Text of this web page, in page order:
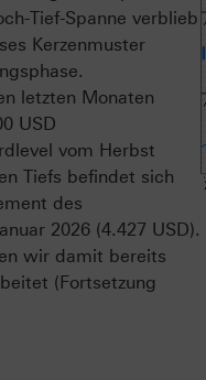
Tief-Spanne verblieb
Kerzenmuster
letzten Monaten
USD
vom Herbst
Tiefs befindet sich
des
2026 (4.427 USD).
wir damit bereits
(Fortsetzung